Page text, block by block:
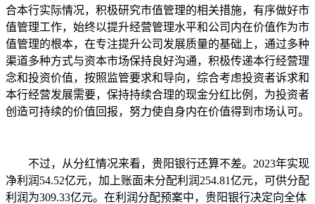
合本行实际情况，积极研究市值管理的相关措施，有序做好市
值管理工作，始终以提升经营管理水平和公司内在价值作为市
值管理的根本，在专注提升公司发展质量的基础上，通过多种
渠道多种方式与资本市场保持良好沟通，积极传递本行经营理
念和投资价值，按照监管要求和导向，综合考虑投资者诉求和
本行经营发展需要，保持持续合理的现金分红比例，为投资者
创造可持续的价值回报，努力使自身内在价值得到市场认可。
不过，从分红情况来看，贵阳银行还算不差。2023年实现
净利润54.52亿元，加上账面未分配利润254.81亿元，可供分配
利润为309.33亿元。在利润分配预案中，贵阳银行决定向全体